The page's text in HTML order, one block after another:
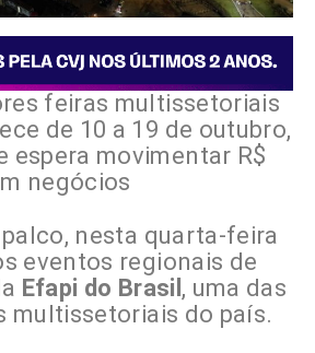
feiras multissetoriais
de 10 a 19 de outubro,
espera movimentar R$
negócios
nesta quarta-feira
eventos regionais de
Efapi do Brasil , uma das
multissetoriais do país.